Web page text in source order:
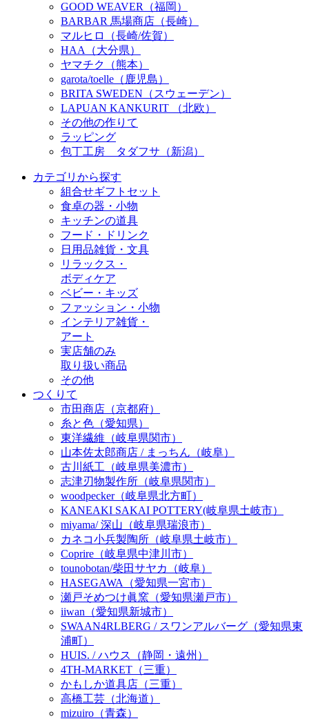
GOOD WEAVER（福岡）
BARBAR 馬場商店（長崎）
マルヒロ（長崎/佐賀）
HAA（大分県）
ヤマチク（熊本）
garota/toelle（鹿児島）
BRITA SWEDEN（スウェーデン）
LAPUAN KANKURIT （北欧）
その他の作りて
ラッピング
包丁工房 タダフサ（新潟）
カテゴリから探す
組合せギフトセット
食卓の器・小物
キッチンの道具
フード・ドリンク
日用品雑貨・文具
リラックス・
ボディケア
ベビー・キッズ
ファッション・小物
インテリア雑貨・
アート
実店舗のみ
取り扱い商品
その他
つくりて
市田商店（京都府）
糸と色（愛知県）
東洋繊維（岐阜県関市）
山本佐太郎商店 / まっちん（岐阜）
古川紙工（岐阜県美濃市）
志津刃物製作所（岐阜県関市）
woodpecker（岐阜県北方町）
KANEAKI SAKAI POTTERY(岐阜県土岐市）
miyama/ 深山（岐阜県瑞浪市）
カネコ小兵製陶所（岐阜県土岐市）
Coprire（岐阜県中津川市）
tounobotan/柴田サヤカ（岐阜）
HASEGAWA（愛知県一宮市）
瀬戸そめつけ眞窯（愛知県瀬戸市）
iiwan（愛知県新城市）
SWAAN4RLBERG / スワンアルバーグ（愛知県東
浦町）
HUIS. / ハウス（静岡・遠州）
4TH-MARKET（三重）
かもしか道具店（三重）
高橋工芸（北海道）
mizuiro（青森）